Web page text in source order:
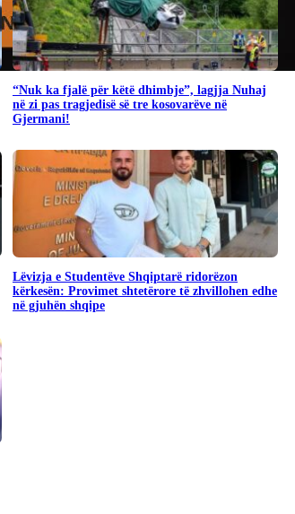
“Nuk ka fjalë për këtë dhimbje”, lagjja Nuhaj
në zi pas tragjedisë së tre kosovarëve në
Gjermani!
Lëvizja e Studentëve Shqiptarë ridorëzon
kërkesën: Provimet shtetërore të zhvillohen edhe
në gjuhën shqipe